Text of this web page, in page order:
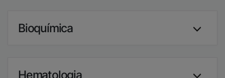
Bioquímica
Hematologia